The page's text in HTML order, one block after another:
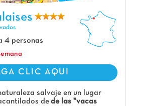
Basse-Normandie
4 personas
CLIC AQUI
salvaje en un lugar
de de las "vacas